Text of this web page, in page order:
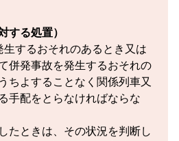
する処置）
するおそれのあるとき又は
併発事故を発生するおそれの
ちよすることなく関係列車又
手配をとらなければならな
たときは、その状況を判断し